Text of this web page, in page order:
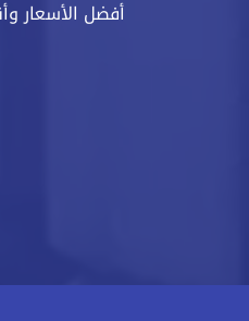
أفضل الأسعار